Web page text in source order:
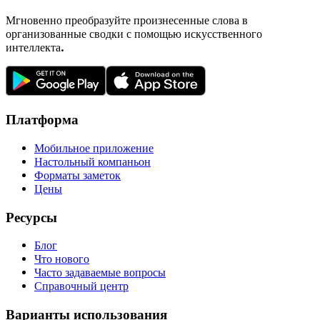
Мгновенно преобразуйте произнесенные слова в
организованные сводки с помощью искусственного
интеллекта.
Платформа
Мобильное приложение
Настольный компаньон
Форматы заметок
Цены
Ресурсы
Блог
Что нового
Часто задаваемые вопросы
Справочный центр
Варианты использования